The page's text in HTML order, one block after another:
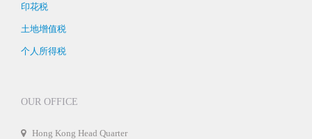
印花税
土地增值税
个人所得税
OUR OFFICE
Hong Kong Head Quarter